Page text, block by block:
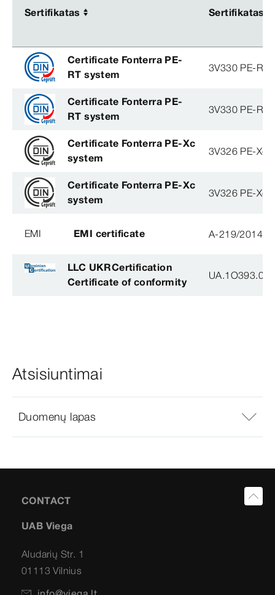
Sertifikatas Sertifikatas
Sertifikatas Sertifikatas
Certificate Fonterra PE-
RT system
3V330 PE-RT
Certificate Fonterra PE-
RT system
3V330 PE-RT
Certificate Fonterra PE-Xc
system
3V326 PE-Xc
Certificate Fonterra PE-Xc
system
3V326 PE-Xc
EMI EMI certificate A-219/2014
LLC UKRCertification
Certificate of conformity
Atsisiuntimai
Duomenų lapas
CONTACT
UAB Viega
Aludarių Str. 1
01113 Vilnius